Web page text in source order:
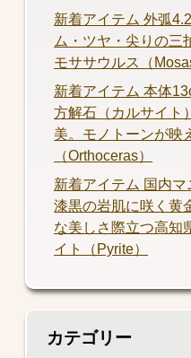
新着アイテム 外弧
ム・ツヤ・尖りの三
モササウルス（
新着アイテム 本体
方解石（カルサイト
美。モノトーンが映
（Orthoceras）
新着アイテム 国内マ
漆黒の岩肌に咲く
な美しさ際立つ高知
イト（Pyrite）
カテゴリー